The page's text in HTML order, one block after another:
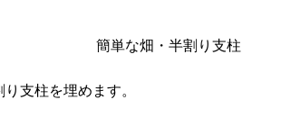
支柱を埋めます。